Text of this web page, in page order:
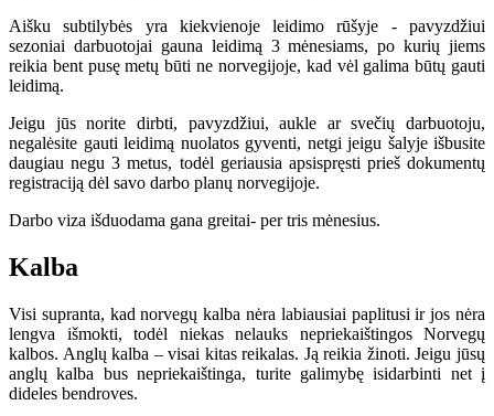
Aišku subtilybės yra kiekvienoje leidimo rūšyje - pavyzdžiui
sezoniai darbuotojai gauna leidimą 3 mėnesiams, po kurių jiems
reikia bent pusę metų būti ne norvegijoje, kad vėl galima būtų gauti
leidimą.
Jeigu jūs norite dirbti, pavyzdžiui, aukle ar svečių darbuotoju,
negalėsite gauti leidimą nuolatos gyventi, netgi jeigu šalyje išbusite
daugiau negu 3 metus, todėl geriausia apsispręsti prieš dokumentų
registraciją dėl savo darbo planų norvegijoje.
Darbo viza išduodama gana greitai- per tris mėnesius.
Kalba
Visi supranta, kad norvegų kalba nėra labiausiai paplitusi ir jos nėra
lengva išmokti, todėl niekas nelauks nepriekaištingos Norvegų
kalbos. Anglų kalba – visai kitas reikalas. Ją reikia žinoti. Jeigu jūsų
anglų kalba bus nepriekaištinga, turite galimybę isidarbinti net į
dideles bendroves.